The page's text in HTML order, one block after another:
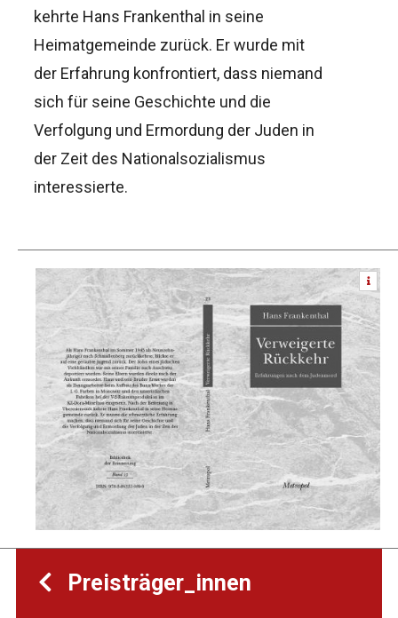
kehrte Hans Frankenthal in seine
Heimatgemeinde zurück. Er wurde mit
der Erfahrung konfrontiert, dass niemand
sich für seine Geschichte und die
Verfolgung und Ermordung der Juden in
der Zeit des Nationalsozialismus
interessierte.
Preisträger_innen